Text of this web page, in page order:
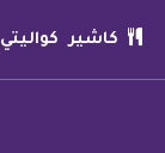
كاشير كواليتي